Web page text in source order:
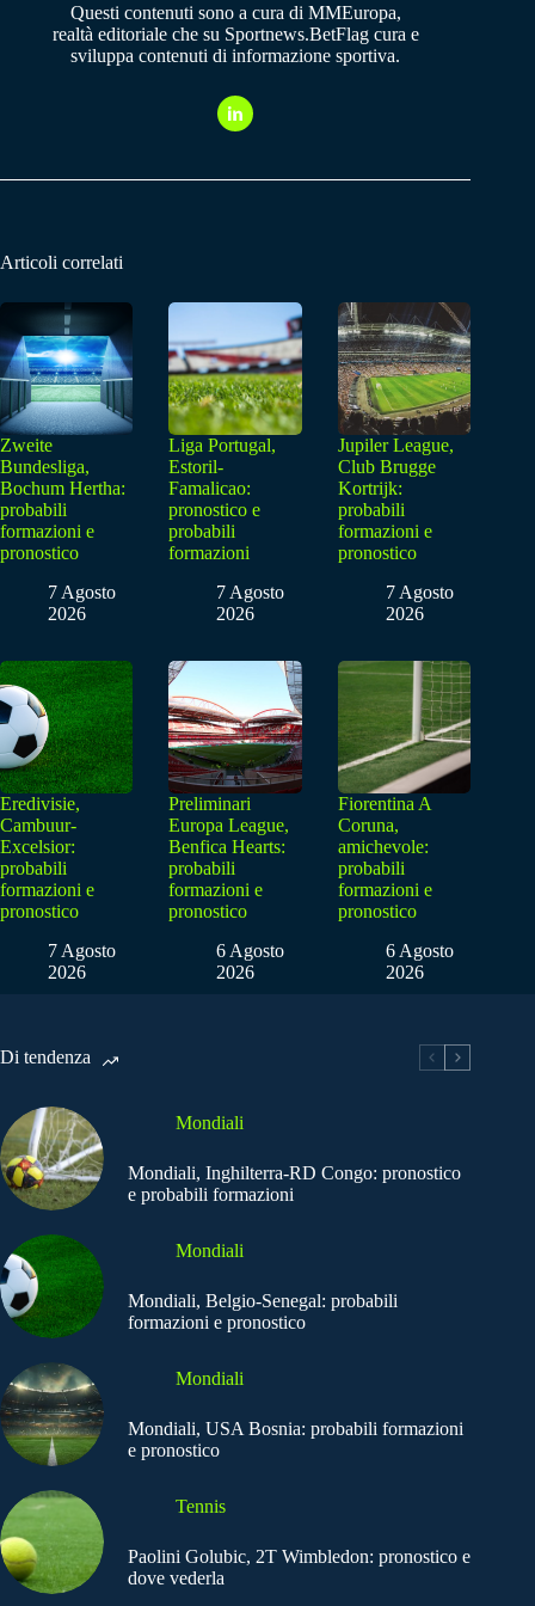
Questi contenuti sono a cura di MMEuropa,
realtà editoriale che su Sportnews.BetFlag cura e
sviluppa contenuti di informazione sportiva.
Articoli correlati
Zweite
Bundesliga,
Bochum Hertha:
probabili
formazioni e
pronostico
7 Agosto
2026
Liga Portugal,
Estoril-
Famalicao:
pronostico e
probabili
formazioni
7 Agosto
2026
Jupiler League,
Club Brugge
Kortrijk:
probabili
formazioni e
pronostico
7 Agosto
2026
Eredivisie,
Cambuur-
Excelsior:
probabili
formazioni e
pronostico
7 Agosto
2026
Preliminari
Europa League,
Benfica Hearts:
probabili
formazioni e
pronostico
6 Agosto
2026
Fiorentina A
Coruna,
amichevole:
probabili
formazioni e
pronostico
6 Agosto
2026
Di tendenza
Mondiali
Mondiali, Inghilterra-RD Congo: pronostico
e probabili formazioni
Mondiali
Mondiali, Belgio-Senegal: probabili
formazioni e pronostico
Mondiali
Mondiali, USA Bosnia: probabili formazioni
e pronostico
Tennis
Paolini Golubic, 2T Wimbledon: pronostico e
dove vederla